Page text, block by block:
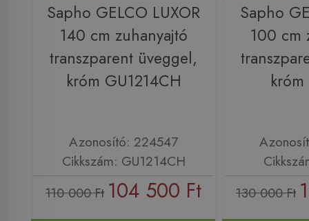
Sapho GELCO LUXOR
140 cm zuhanyajtó
transzparent üveggel,
króm GU1214CH
Azonosító: 224547
Cikkszám: GU1214CH
110 000 Ft 104 500 Ft
Sapho
100 cm
130 000 Ft